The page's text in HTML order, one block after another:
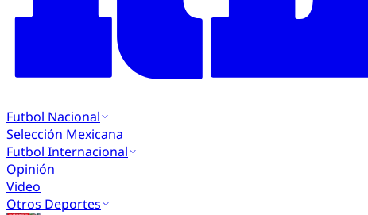
Futbol Nacional
Selección Mexicana
Futbol Internacional
Opinión
Video
Otros Deportes